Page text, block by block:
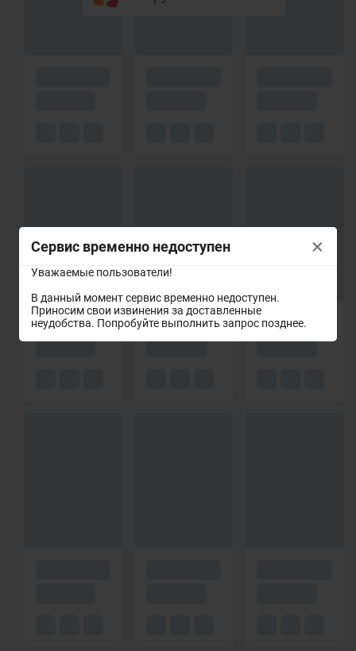
Сервис временно недоступен
Уважаемые пользователи!
В данный момент сервис временно недоступен.
Приносим свои извинения за доставленные
неудобства. Попробуйте выполнить запрос позднее.
×